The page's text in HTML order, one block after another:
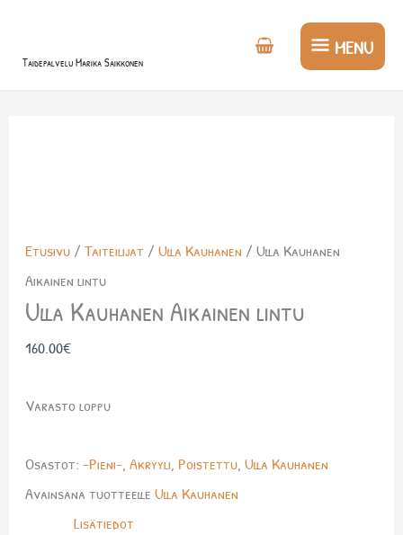
Taidepalvelu Marika Saikkonen
MENU
MENU
Etusivu/ Taiteilijat / Ulla Kauhanen / Ulla Kauhanen
Aikainen lintu
Ulla Kauhanen Aikainen lintu
160.00€
Varasto loppu
Osastot: -Pieni-, Akryyli, Poistettu, Ulla Kauhanen
Avainsana tuotteelle Ulla Kauhanen
Lisätiedot